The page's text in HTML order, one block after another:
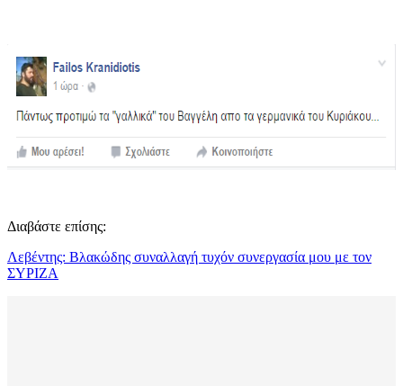
Διαβάστε επίσης:
Λεβέντης: Βλακώδης συναλλαγή τυχόν συνεργασία μου με τον
ΣΥΡΙΖΑ